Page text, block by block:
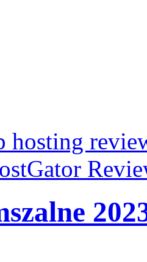
hosting